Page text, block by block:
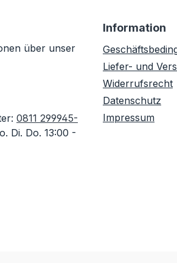
über unser
0811 299945-
Di. Do. 13:00 -
Information
Liefer- und
Widerrufsrecht
Datenschutz
Impressum